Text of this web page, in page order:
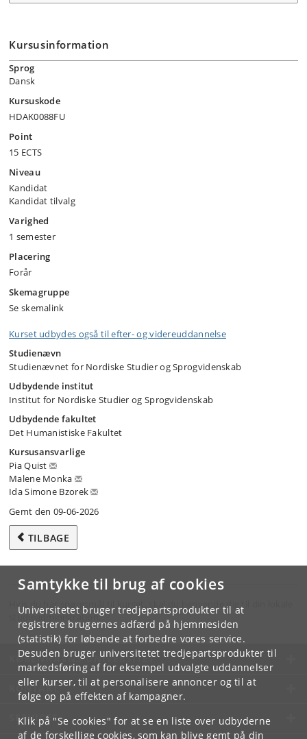
Samtykke til brug af cookies
Universitetet bruger tredjepartsprodukter til at
registrere brugernes adfærd på hjemmesiden
(statistik) for løbende at forbedre vores service.
Desuden bruger universitetet tredjepartsprodukter til
markedsføring af for eksempel udvalgte uddannelser
eller kurser, til at personalisere annoncer og til at
følge op på effekten af kampagner.
Klik på "Se cookies" for at se en liste over udbyderne
af de forskellige cookies, som kan blive gemt på din
Kursusinformation
Sprog
Dansk
Kursuskode
HDAK0088FU
Point
15 ECTS
Niveau
Kandidat
Kandidat tilvalg
Varighed
1 semester
Placering
Forår
Skemagruppe
Se skemalink
Kurset udbydes også til efter- og videreuddannelse
Studienævn
Studienævnet for Nordiske Studier og Sprogvidenskab
Udbydende institut
Institut for Nordiske Studier og Sprogvidenskab
Udbydende fakultet
Det Humanistiske Fakultet
Kursusansvarlige
Pia Quist
Malene Monka
Ida Simone Bzorek
Gemt den 09-06-2026
TILBAGE
Hvis du har spørgsmål til kurset, skal du henvende dig til din lokale
studieadministration.
KØBENHAVNS UNIVERSITET
KONTAKT
SERVICES